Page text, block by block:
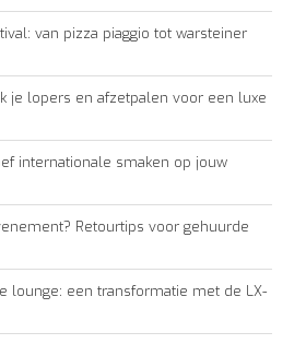
van pizza piaggio tot warsteiner
je lopers en afzetpalen voor een luxe
internationale smaken op jouw
Retourtips voor gehuurde
lounge: een transformatie met de LX-